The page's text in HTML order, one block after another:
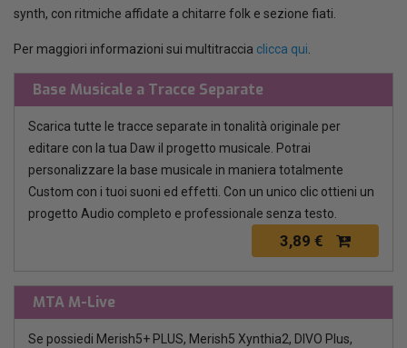
synth, con ritmiche affidate a chitarre folk e sezione fiati.
Per maggiori informazioni sui multitraccia clicca qui
Base Musicale a Tracce Separate
Scarica tutte le tracce separate in tonalità originale per
editare con la tua Daw il progetto musicale. Potrai
personalizzare la base musicale in maniera totalmente
Custom con i tuoi suoni ed effetti. Con un unico clic ottieni un
progetto Audio completo e professionale senza testo.
3,89 €
MTA M-Live
Se possiedi Merish5+ PLUS, Merish5 Xynthia2, DIVO Plus,